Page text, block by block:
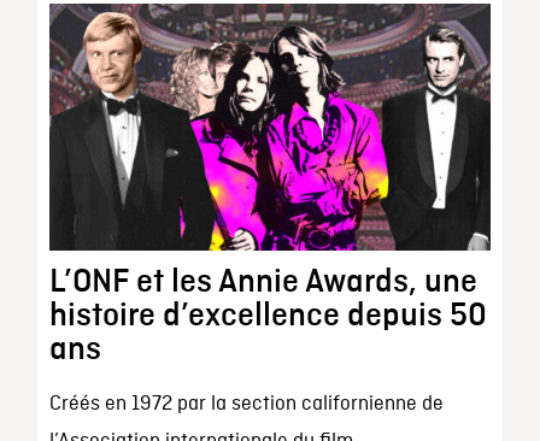
L’ONF et les Annie Awards, une
histoire d’excellence depuis 50
ans
Créés en 1972 par la section californienne de